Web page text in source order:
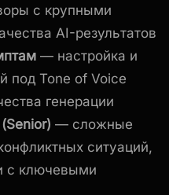
с крупными
AI-результатов
— настройка и
под Tone of Voice
генерации
— сложные
ситуаций,
с ключевыми